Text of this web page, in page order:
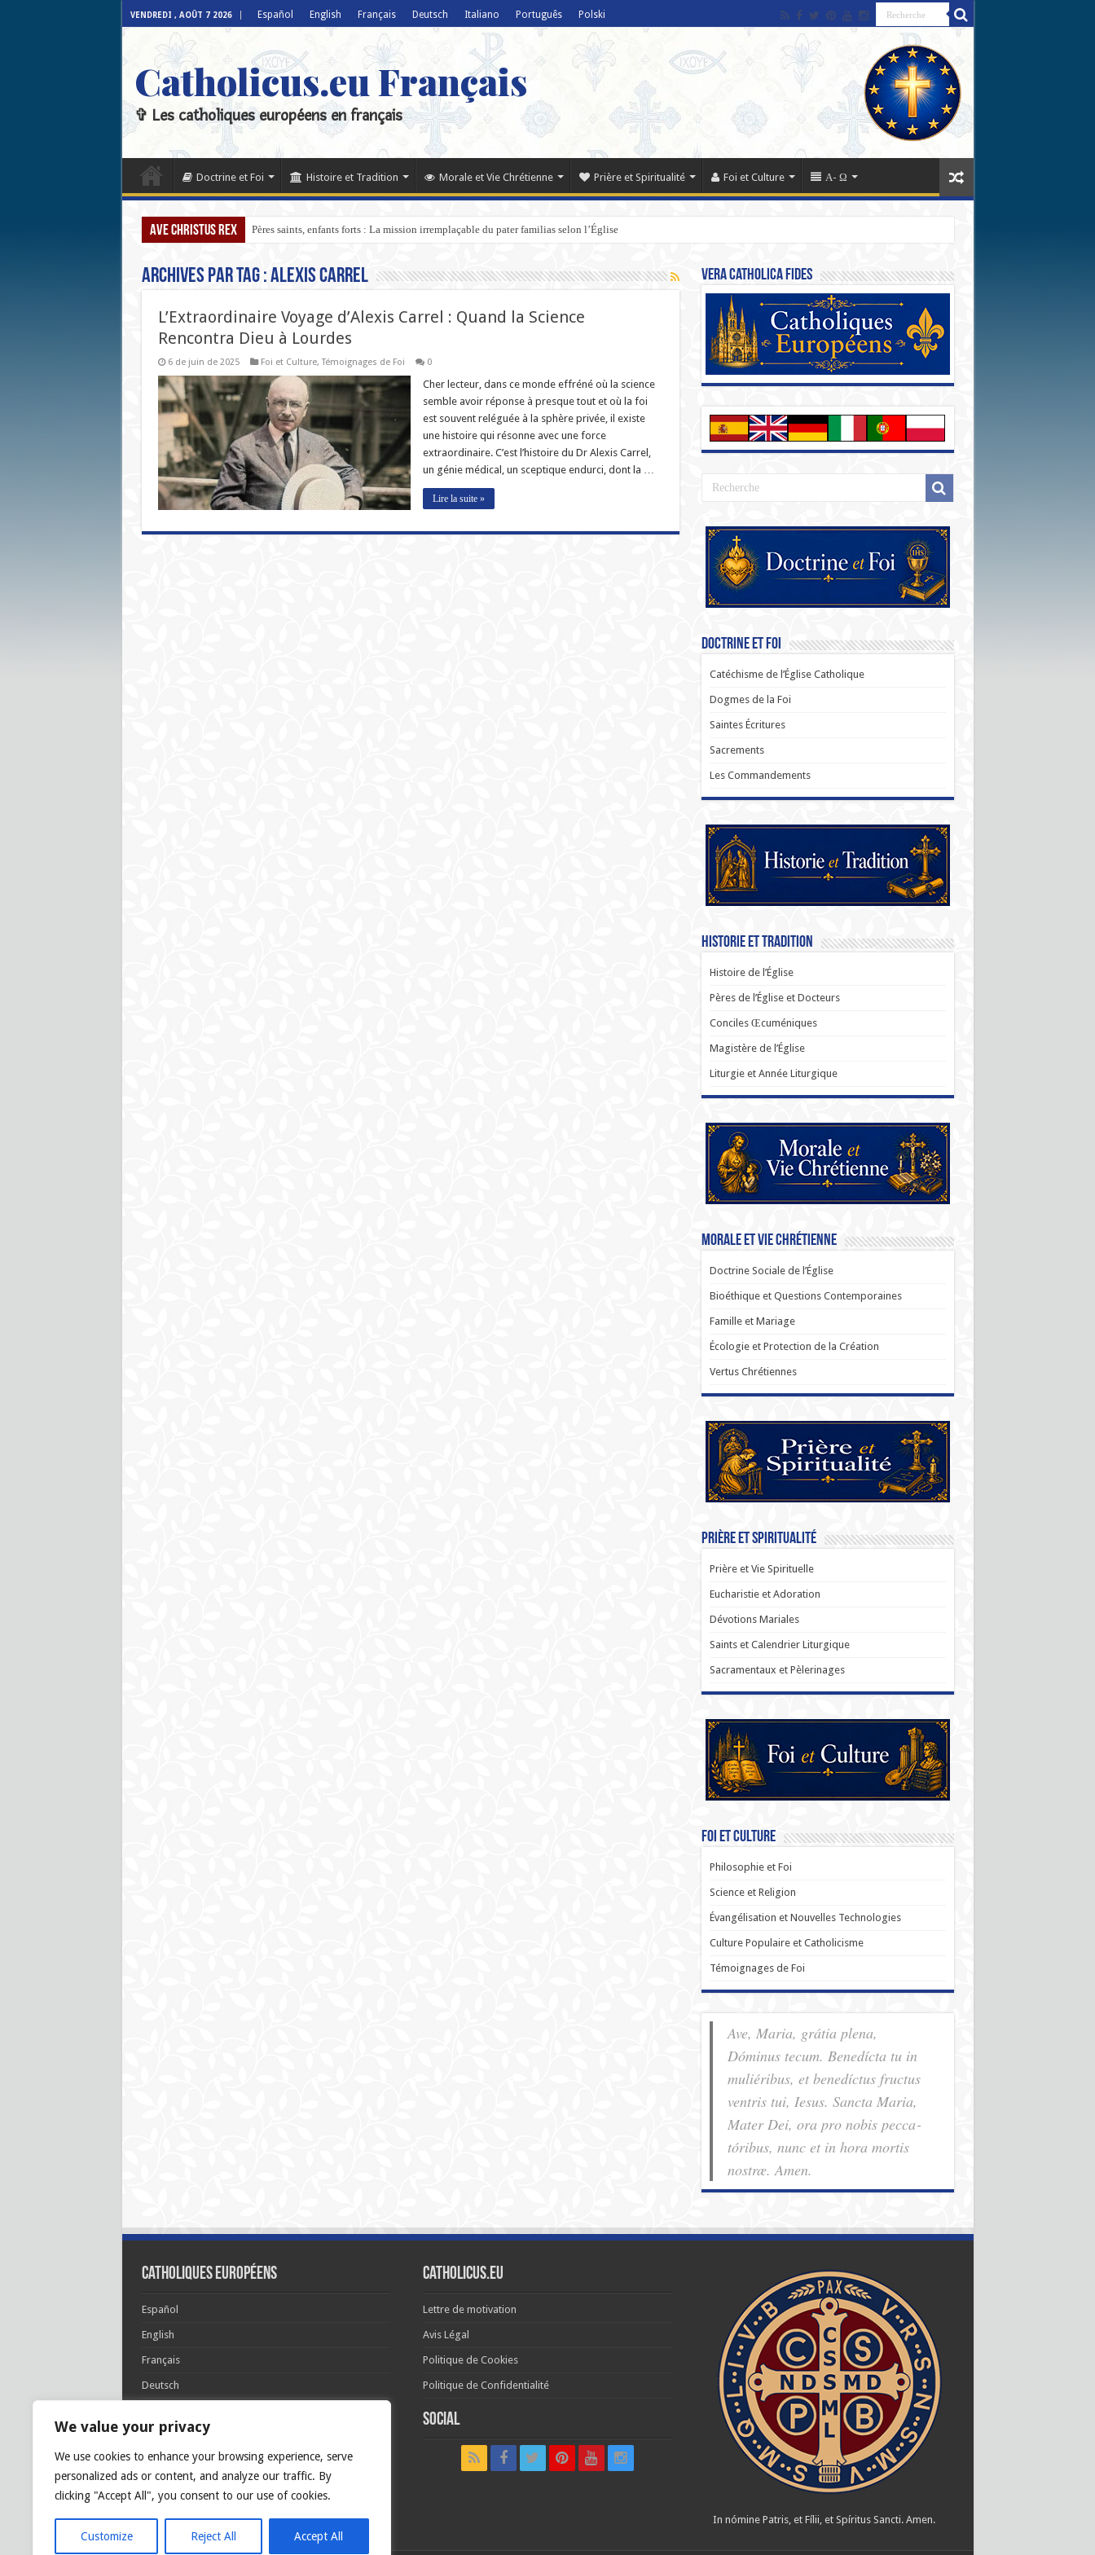
We value your privacy
We use cookies to enhance your browsing experience, serve
personalized ads or content, and analyze our traffic. By
clicking "Accept All", you consent to our use of cookies.
Customize Reject All Accept All
VENDREDI , AOÛT 7 2026 Español English Français Deutsch Italiano Português Polski
Catholicus.eu Français
✞ Les catholiques européens en français
Doctrine et Foi Histoire et Tradition Morale et Vie Chrétienne Prière et Spiritualité Foi et Culture Α- Ω
Ave Christus Rex Pères saints, enfants forts : La mission irremplaçable du pater familias selon l’Église
Archives par tag :Alexis Carrel
L’Extraordinaire Voyage d’Alexis Carrel : Quand la Science
Rencontra Dieu à Lourdes
6 de juin de 2025 Foi et Culture,Témoignages de Foi 0
Cher lecteur, dans ce monde effréné où la science
semble avoir réponse à presque tout et où la foi
est souvent reléguée à la sphère privée, il existe
une histoire qui résonne avec une force
extraordinaire. C’est l’histoire du Dr Alexis Carrel,
un génie médical, un sceptique endurci, dont la …
Lire la suite »
Vera Catholica Fides
Doctrine et Foi
Catéchisme de l’Église Catholique
Dogmes de la Foi
Saintes Écritures
Sacrements
Les Commandements
Historie et Tradition
Histoire de l’Église
Pères de l’Église et Docteurs
Conciles Œcuméniques
Magistère de l’Église
Liturgie et Année Liturgique
Morale et Vie Chrétienne
Doctrine Sociale de l’Église
Bioéthique et Questions Contemporaines
Famille et Mariage
Écologie et Protection de la Création
Vertus Chrétiennes
Prière et Spiritualité
Prière et Vie Spirituelle
Eucharistie et Adoration
Dévotions Mariales
Saints et Calendrier Liturgique
Sacramentaux et Pèlerinages
Foi et Culture
Philosophie et Foi
Science et Religion
Évangélisation et Nouvelles Technologies
Culture Populaire et Catholicisme
Témoignages de Foi
Ave, Maria, grátia plena,
Dóminus tecum. Benedícta tu in
muliéribus, et benedíctus fructus
ventris tui, Iesus. Sancta Maria,
Mater Dei, ora pro nobis pec­ca­
tóribus, nunc et in hora mortis
nostræ. Amen.
Catholiques européens
Español
English
Français
Deutsch
Português
Polski
Glória Patri, et Fílio, et Spirítui Sancto. Sicut erat in
princípio, et nunc et semper et in sǽcula
sæculórum. Amen.
Catholicus.eu
Lettre de motivation
Avis Légal
Politique de Cookies
Politique de Confidentialité
Social
In nómine Patris, et Fílii, et Spíritus Sancti. Amen.